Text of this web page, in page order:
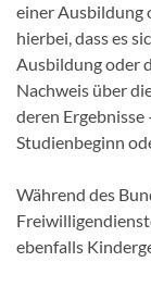
einer Ausbildung
hierbei, dass es
Ausbildung oder
Nachweis über
deren
Studienbeginn
Während des
ebenfalls